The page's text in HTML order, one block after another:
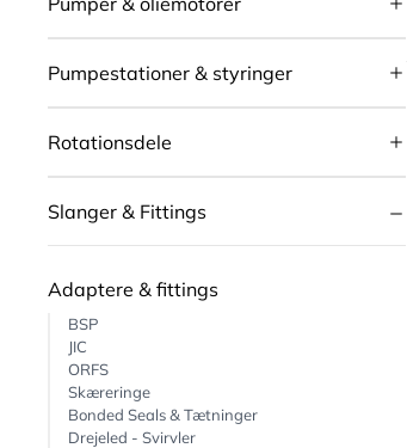
Pumpestationer & styringer
Rotationsdele
Slanger & Fittings
Adaptere & fittings
BSP
JIC
ORFS
Skæreringe
Bonded Seals & Tætninger
Drejeled - Svirvler